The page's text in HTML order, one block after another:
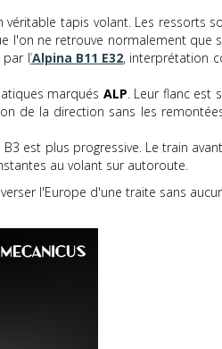
tapis volant. Les ressorts
l'on ne retrouve normalement que
par l’Alpina B11 E32, interprétation
marqués ALP. Leur flanc est
de la direction sans les
est plus progressive. Le train
au volant sur autoroute.
l'Europe d'une traite sans